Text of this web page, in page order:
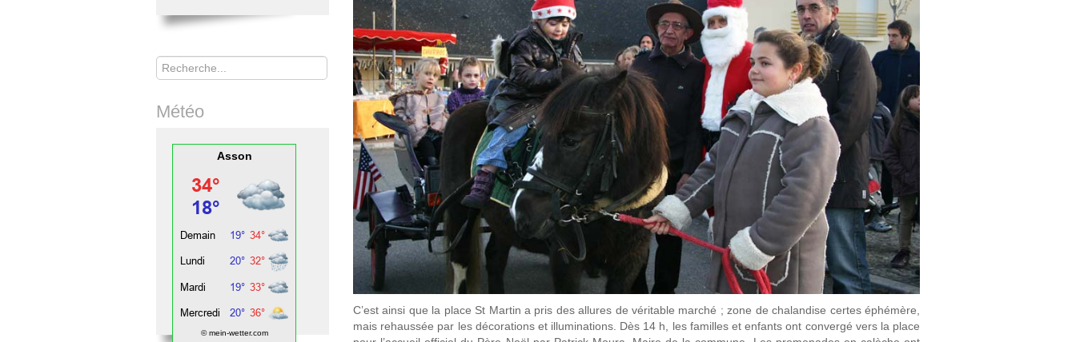
C’est ainsi que la place St Martin a pris des allures de véritable marché ; zone de chalandise certes éphémère,
mais rehaussée par les décorations et illuminations. Dès 14 h, les familles et enfants ont convergé vers la place
Rechercher
Météo
Asson
© mein-wetter.com